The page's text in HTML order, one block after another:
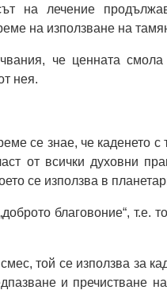
на лечение
на използване на
че ценната смола
нея.
се знае, че каденето с
от всички духовни
се използва в
благовоние“, т.е.
той се използва за
и пречистване